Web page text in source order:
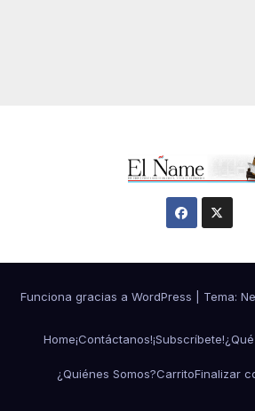
Funciona gracias a WordPress Tema:
Home¡Contáctanos!¡Subscríbete!
¿Quiénes Somos?CarritoFinalizar